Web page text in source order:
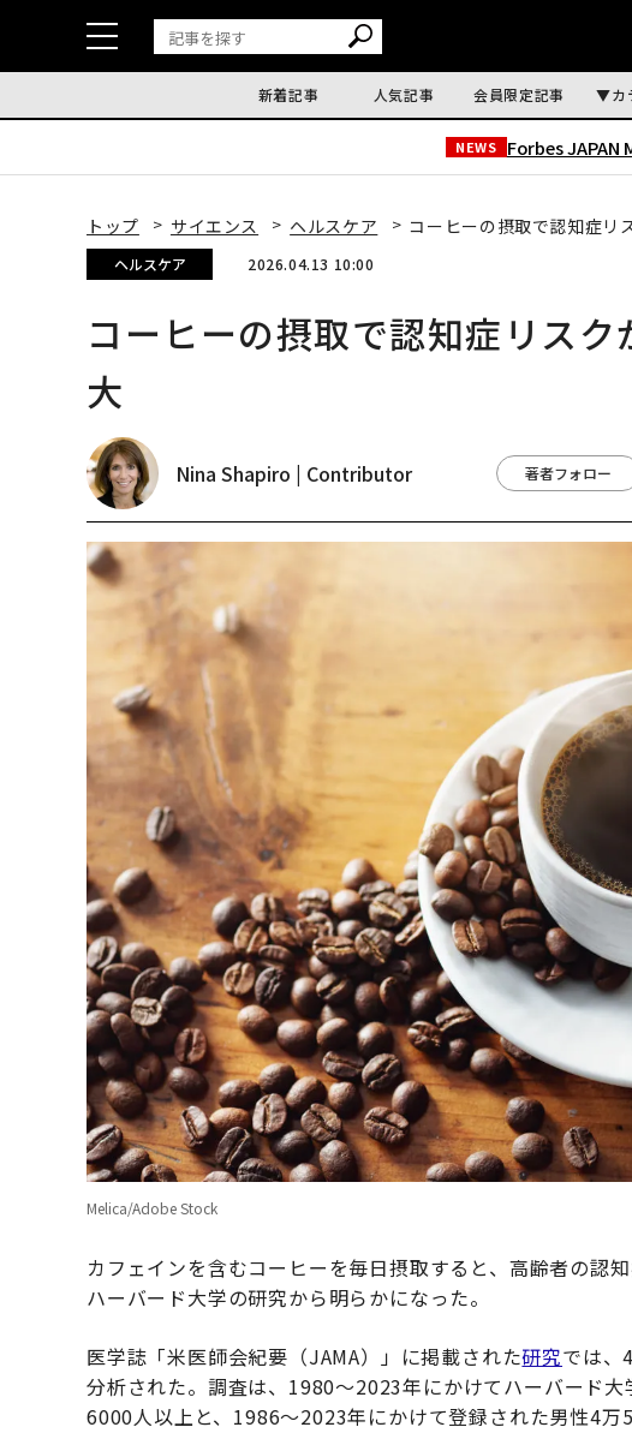
新着記事 人気記事 会員限定記事 カ
NEWS Forbes JAPAN
トップ サイエンス ヘルスケア コーヒーの摂取で認知症
ヘルスケア 2026.04.13 10:00
コーヒーの摂取で認知症リス
大
Nina Shapiro | Contributor 著者フォロー
Melica/Adobe Stock
カフェインを含むコーヒーを毎日摂取すると、高齢者の認
ハーバード大学の研究から明らかになった。
医学誌「米医師会紀要（JAMA）」に掲載された研究では、
分析された。調査は、1980～2023年にかけてハーバード
6000人以上と、1986～2023年にかけて登録された男性4万